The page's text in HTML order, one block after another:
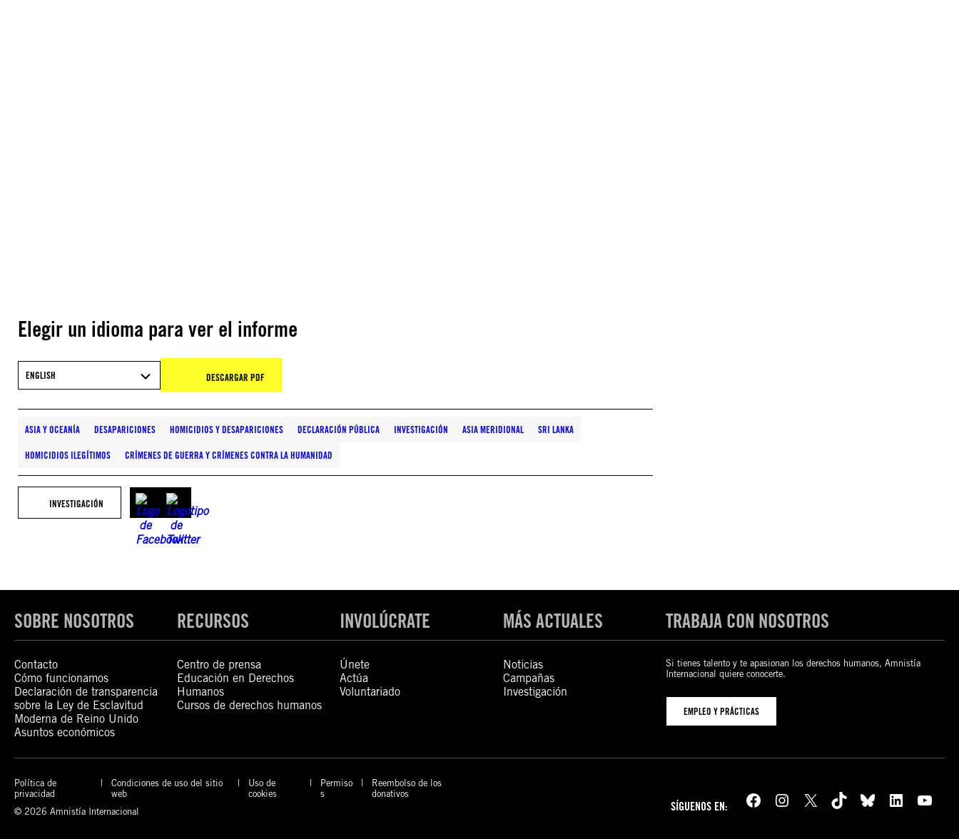
Elegir un idioma para ver el informe
ENGLISH DESCARGAR PDF
ASIA Y OCEANÍA DESAPARICIONES HOMICIDIOS Y DESAPARICIONES DECLARACIÓN PÚBLICA INVESTIGACIÓN ASIA MERIDIONAL SRI LANKA
HOMICIDIOS ILEGÍTIMOS CRÍMENES DE GUERRA Y CRÍMENES CONTRA LA HUMANIDAD
INVESTIGACIÓN
SOBRE NOSOTROS
Contacto
Cómo funcionamos
Declaración de transparencia
sobre la Ley de Esclavitud
Moderna de Reino Unido
Asuntos económicos
RECURSOS
Centro de prensa
Educación en Derechos
Humanos
Cursos de derechos humanos
INVOLÚCRATE
Únete
Actúa
Voluntariado
MÁS ACTUALES
Noticias
Campañas
Investigación
TRABAJA CON NOSOTROS
Si tienes talento y te apasionan los derechos humanos, Amnistía
Internacional quiere conocerte.
EMPLEO Y PRÁCTICAS
Política de
privacidad
Condiciones de uso del sitio
web
Uso de
cookies
Permiso
s
Reembolso de los
donativos
© 2026 Amnistía Internacional
SÍGUENOS EN: Facebook Instagram X TikTok Bluesky LinkedIn YouTube